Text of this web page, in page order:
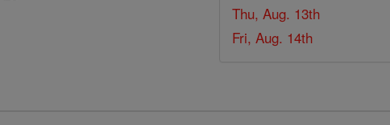
Thu, Aug. 13th
Fri, Aug. 14th